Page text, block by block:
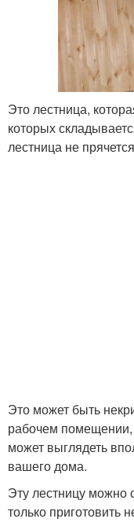
Лестницы с
Это лестница,
которых
лестница не
Это может быть
рабочем
может выглядеть
вашего дома.
Эту лестницу можно
только приготовить